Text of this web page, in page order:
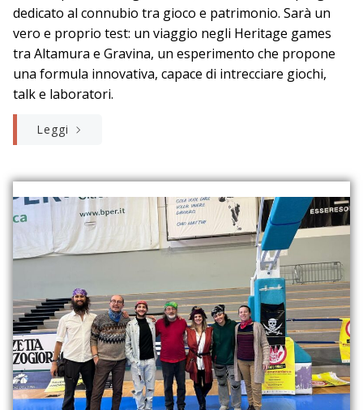
dedicato al connubio tra gioco e patrimonio. Sarà un
vero e proprio test: un viaggio negli Heritage games
tra Altamura e Gravina, un esperimento che propone
una formula innovativa, capace di intrecciare giochi,
talk e laboratori.
Leggi